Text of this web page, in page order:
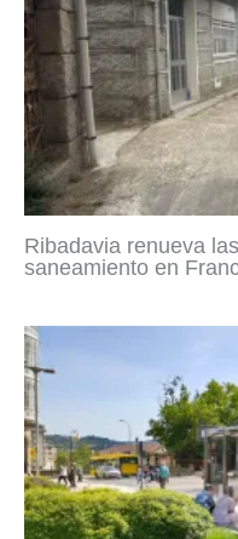
Ribadavia renueva
saneamiento en